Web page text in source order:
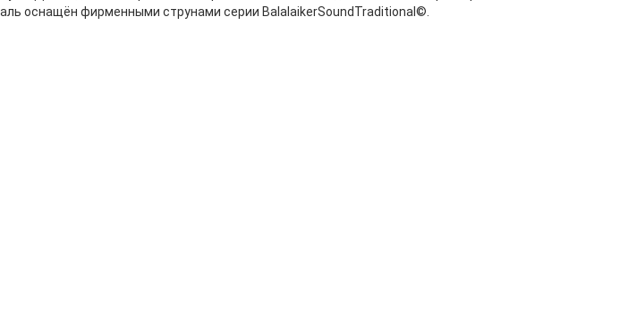
оснащён фирменными струнами серии BalalaikerSoundTraditional©.